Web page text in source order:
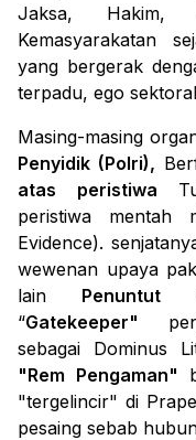
Jaksa, Hakim,
Kemasyarakatan
yang bergerak
terpadu, ego
Masing-masing
Penyidik (Polri),
atas peristiwa
peristiwa mentah
Evidence).
wewenan upaya
lain Penuntut
“Gatekeeper"
sebagai Dominus
"Rem Pengaman"
"tergelincir" di
pesaing sebab